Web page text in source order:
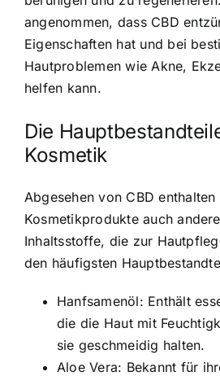
angenommen, dass CBD
Eigenschaften hat und bei
Hautproblemen wie Akne,
helfen kann.
Die
Kosmetik
Abgesehen von CBD enthalten
Kosmetikprodukte auch
Inhaltsstoffe, die zur
den häufigsten
Hanfsamenöl: Enthält
die die Haut mit
sie geschmeidig halten.
Aloe Vera: Bekannt für